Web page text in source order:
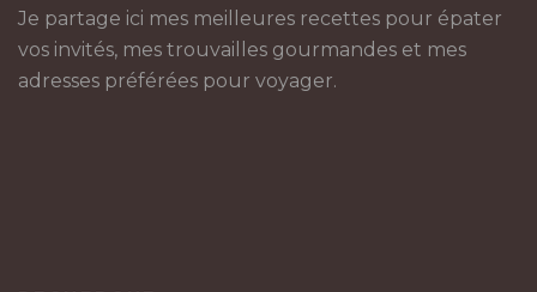
Je partage ici mes meilleures recettes pour épater
vos invités, mes trouvailles gourmandes et mes
adresses préférées pour voyager.